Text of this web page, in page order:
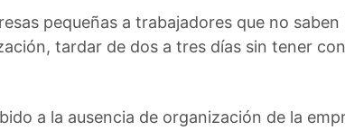
pequeñas a trabajadores que no
tardar de dos a tres días sin tener
a la ausencia de organización de la